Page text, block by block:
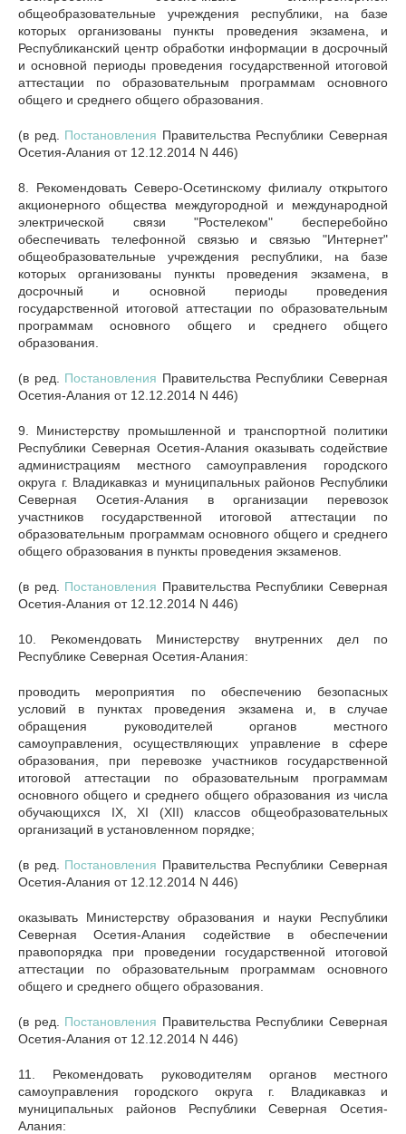
общеобразовательные учреждения республики, на базе
которых организованы пункты проведения экзамена, и
Республиканский центр обработки информации в досрочный
и основной периоды проведения государственной итоговой
аттестации по образовательным программам основного
общего и среднего общего образования.
(в ред. Постановления Правительства Республики Северная
Осетия-Алания от 12.12.2014 N 446)
8. Рекомендовать Северо-Осетинскому филиалу открытого
акционерного общества междугородной и международной
электрической связи "Ростелеком" бесперебойно
обеспечивать телефонной связью и связью "Интернет"
общеобразовательные учреждения республики, на базе
которых организованы пункты проведения экзамена, в
досрочный и основной периоды проведения
государственной итоговой аттестации по образовательным
программам основного общего и среднего общего
образования.
(в ред. Постановления Правительства Республики Северная
Осетия-Алания от 12.12.2014 N 446)
9. Министерству промышленной и транспортной политики
Республики Северная Осетия-Алания оказывать содействие
администрациям местного самоуправления городского
округа г. Владикавказ и муниципальных районов Республики
Северная Осетия-Алания в организации перевозок
участников государственной итоговой аттестации по
образовательным программам основного общего и среднего
общего образования в пункты проведения экзаменов.
(в ред. Постановления Правительства Республики Северная
Осетия-Алания от 12.12.2014 N 446)
10. Рекомендовать Министерству внутренних дел по
Республике Северная Осетия-Алания:
проводить мероприятия по обеспечению безопасных
условий в пунктах проведения экзамена и, в случае
обращения руководителей органов местного
самоуправления, осуществляющих управление в сфере
образования, при перевозке участников государственной
итоговой аттестации по образовательным программам
основного общего и среднего общего образования из числа
обучающихся IX, XI (XII) классов общеобразовательных
организаций в установленном порядке;
(в ред. Постановления Правительства Республики Северная
Осетия-Алания от 12.12.2014 N 446)
оказывать Министерству образования и науки Республики
Северная Осетия-Алания содействие в обеспечении
правопорядка при проведении государственной итоговой
аттестации по образовательным программам основного
общего и среднего общего образования.
(в ред. Постановления Правительства Республики Северная
Осетия-Алания от 12.12.2014 N 446)
11. Рекомендовать руководителям органов местного
самоуправления городского округа г. Владикавказ и
муниципальных районов Республики Северная Осетия-
Алания: